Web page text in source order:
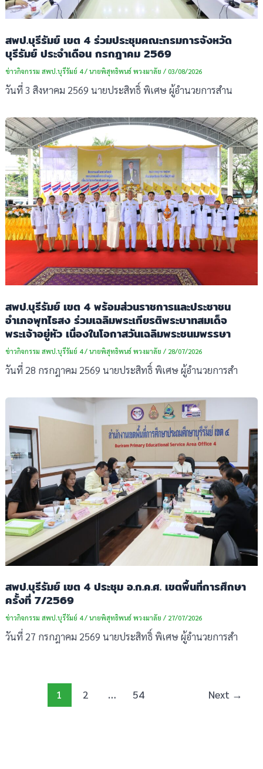
สพป.บุรีรัมย์ เขต 4 ร่วมประชุมคณะกรมการจังหวัด
บุรีรัมย์ ประจำเดือน กรกฎาคม 2569
ข่าวกิจกรรม สพป.บุรีรัมย์ 4/ นายพิสุทธิพนธ์ พวงมาลัย / 03/08/2026
วันที่ 3 สิงหาคม 2569 นายประสิทธิ์ พิเศษ ผู้อำนวยการสำน
สพป.บุรีรัมย์ เขต 4 พร้อมส่วนราชการและประชาชน
อำเภอพุทไธสง ร่วมเฉลิมพระเกียรติพระบาทสมเด็จ
พระเจ้าอยู่หัว เนื่องในโอกาสวันเฉลิมพระชนมพรรษา
ข่าวกิจกรรม สพป.บุรีรัมย์ 4/ นายพิสุทธิพนธ์ พวงมาลัย / 28/07/2026
วันที่ 28 กรกฎาคม 2569 นายประสิทธิ์ พิเศษ ผู้อำนวยการสำ
สพป.บุรีรัมย์ เขต 4 ประชุม อ.ก.ค.ศ. เขตพื้นที่การศึกษา
ครั้งที่ 7/2569
ข่าวกิจกรรม สพป.บุรีรัมย์ 4/ นายพิสุทธิพนธ์ พวงมาลัย / 27/07/2026
วันที่ 27 กรกฎาคม 2569 นายประสิทธิ์ พิเศษ ผู้อำนวยการสำ
1 2 … 54 Next →